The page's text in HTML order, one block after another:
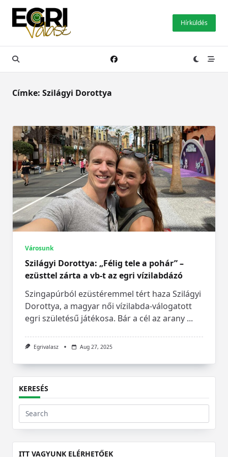
Skip
content
Hírküldés
Címke: Szilágyi Dorottya
Városunk
Szilágyi Dorottya: „Félig tele a pohár” –
ezüsttel zárta a vb-t az egri vízilabdázó
Szingapúrból ezüstéremmel tért haza Szilágyi
Dorottya, a magyar női vízilabda-válogatott
egri születésű játékosa. Bár a cél az arany ...
Egrivalasz Aug 27, 2025
KERESÉS
Search
for:
ITT VAGYUNK ELÉRHETŐEK